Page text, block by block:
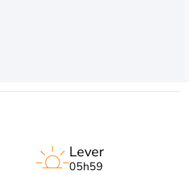
Lever
05h59